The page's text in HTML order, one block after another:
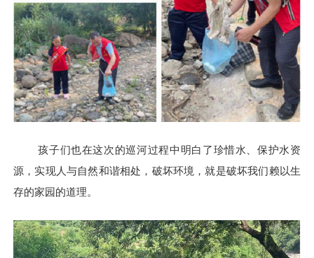
孩子们也在这次的巡河过程中明白了珍惜水、保护水资
源，实现人与自然和谐相处，破坏环境，就是破坏我们赖以生
存的家园的道理。